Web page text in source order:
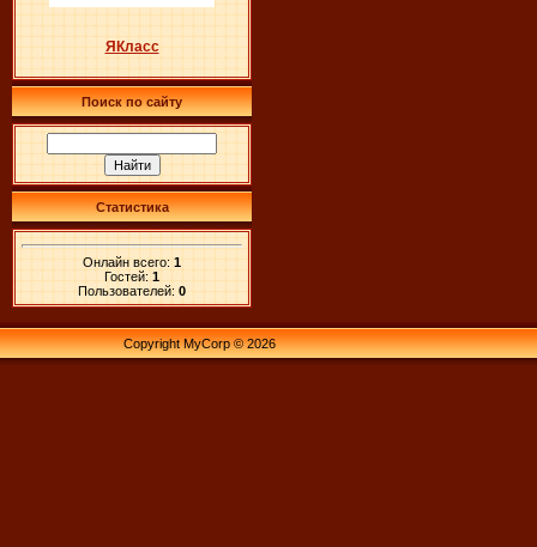
ЯКласс
Поиск по сайту
Статистика
Онлайн всего: 1
Гостей: 1
Пользователей: 0
Copyright MyCorp © 2026